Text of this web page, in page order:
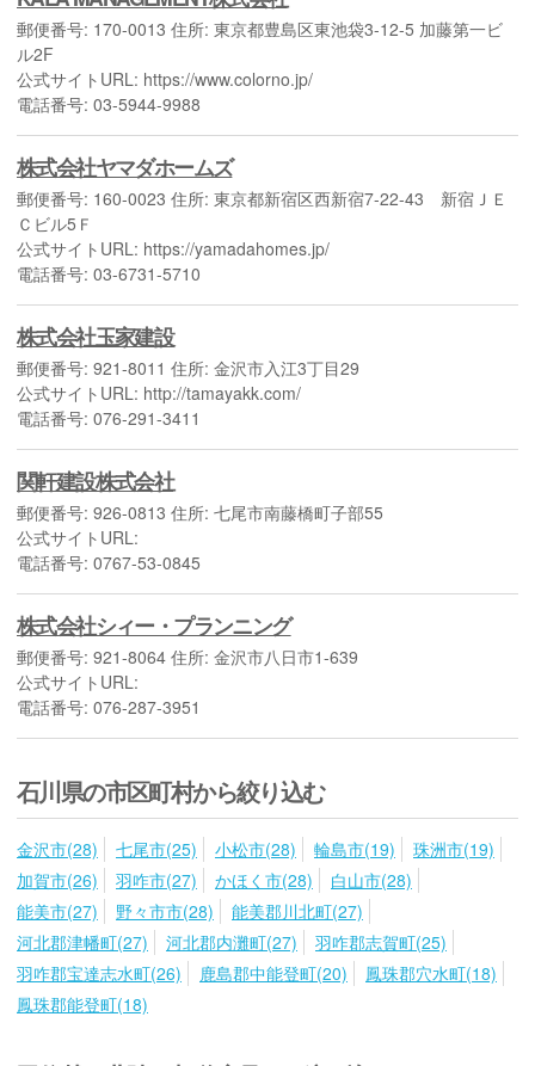
郵便番号: 170-0013 住所: 東京都豊島区東池袋3-12-5 加藤第一ビ
ル2F
公式サイトURL: https://www.colorno.jp/
電話番号: 03-5944-9988
株式会社ヤマダホームズ
郵便番号: 160-0023 住所: 東京都新宿区西新宿7-22-43 新宿ＪＥ
Ｃビル5Ｆ
公式サイトURL: https://yamadahomes.jp/
電話番号: 03-6731-5710
株式会社玉家建設
郵便番号: 921-8011 住所: 金沢市入江3丁目29
公式サイトURL: http://tamayakk.com/
電話番号: 076-291-3411
関軒建設株式会社
郵便番号: 926-0813 住所: 七尾市南藤橋町子部55
公式サイトURL:
電話番号: 0767-53-0845
株式会社シィー・プランニング
郵便番号: 921-8064 住所: 金沢市八日市1-639
公式サイトURL:
電話番号: 076-287-3951
石川県の市区町村から絞り込む
金沢市(28) 七尾市(25) 小松市(28) 輪島市(19)
珠洲市(19)
加賀市(26)
羽咋市(27) かほく市(28)
白山市(28)
能美市(27)
野々市市(28)
能美郡川北町(27)
河北郡津幡町(27)
河北郡内灘町(27)
羽咋郡志賀町(25)
羽咋郡宝達志水町(26)
鹿島郡中能登町(20)
鳳珠郡穴水町(18)
鳳珠郡能登町(18)